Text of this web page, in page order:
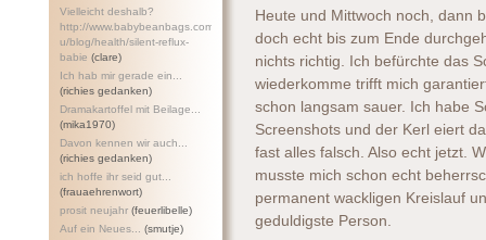
Vielleicht deshalb?
http://www.babybeanbags.com.a
u/blog/health/silent-reflux-
babie (clare)
Ich hab mir gerade ein...
(richies gedanken)
Dramakartoffel mit Beilage...
(mika1970)
Davon kennen wir auch...
(richies gedanken)
ich hoffe ihr seid gut...
(frauaehrenwort)
prosit neujahr (feuerlibelle)
Auf ein Neues...
(smutje)
Heute und Mittwoch noch, dann
doch echt bis zum Ende
nichts richtig. Ich befürchte das
wiederkomme trifft mich
schon langsam sauer. Ich habe
Screenshots und der Kerl eiert
fast alles falsch. Also echt jetzt.
musste mich schon echt
permanent wackligen Kreislauf
geduldigste Person.